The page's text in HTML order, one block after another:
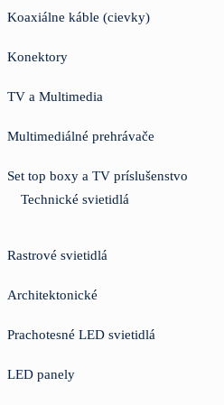
Koaxiálne káble (cievky)
Konektory
TV a Multimedia
Multimediálné prehrávače
Set top boxy a TV príslušenstvo
Technické svietidlá
Rastrové svietidlá
Architektonické
Prachotesné LED svietidlá
LED panely